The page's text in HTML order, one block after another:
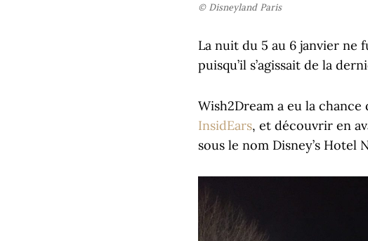
© Disneyland Paris
La nuit du 5 au 6 janvier ne
puisqu’il s’agissait de la
Wish2Dream a eu la
InsidEars, et découvrir en
sous le nom Disney’s